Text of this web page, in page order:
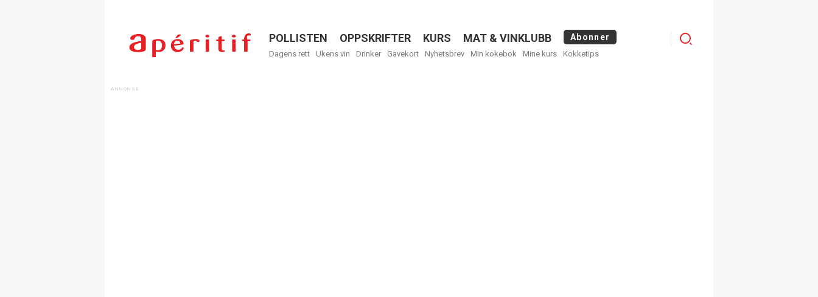
Menu
POLLISTEN OPPSKRIFTER KURS MAT & VINKLUBB Abonner
Dagens rett Ukens vin Drinker Gavekort Nyhetsbrev Min kokebok Mine kurs Kokketips
Logg